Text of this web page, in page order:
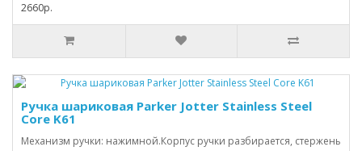
2660р.
Ручка шариковая Parker Jotter Stainless Steel
Core K61
Механизм ручки: нажимной.Корпус ручки разбирается, стержень